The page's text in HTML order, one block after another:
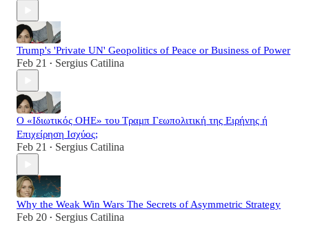
Trump's 'Private UN' Geopolitics of Peace or Business of Power
Feb 21 • Sergius Catilina
Ο «Ιδιωτικός ΟΗΕ» του Τραμπ Γεωπολιτική της Ειρήνης ή
Επιχείρηση Ισχύος;
Feb 21 • Sergius Catilina
Why the Weak Win Wars The Secrets of Asymmetric Strategy
Feb 20 • Sergius Catilina